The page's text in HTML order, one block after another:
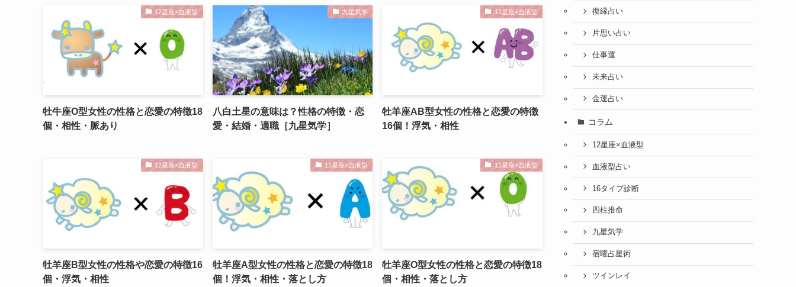
12星座×血液型
牡牛座O型女性の性格と恋愛の特徴18
個・相性・脈あり
九星気学
八白土星の意味は？性格の特徴・恋
愛・結婚・適職［九星気学］
12星座×血液型
牡羊座AB型女性の性格と恋愛の特徴
16個！浮気・相性
12星座×血液型
牡羊座B型女性の性格や恋愛の特徴16
個・浮気・相性
12星座×血液型
牡羊座A型女性の性格と恋愛の特徴18
個！浮気・相性・落とし方
12星座×血液型
牡羊座O型女性の性格と恋愛の特徴18
個・相性・落とし方
復縁占い
片思い占い
仕事運
未来占い
金運占い
コラム
12星座×血液型
血液型占い
16タイプ診断
四柱推命
九星気学
宿曜占星術
ツインレイ